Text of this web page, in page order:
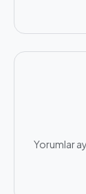
Yorumlar